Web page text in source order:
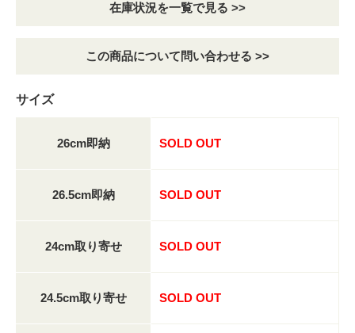
在庫状況を一覧で見る >>
この商品について問い合わせる >>
サイズ
26cm即納 SOLD OUT
26.5cm即納 SOLD OUT
24cm取り寄せ SOLD OUT
24.5cm取り寄せ SOLD OUT